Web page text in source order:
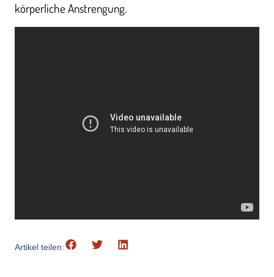
körperliche Anstrengung.
Artikel teilen: